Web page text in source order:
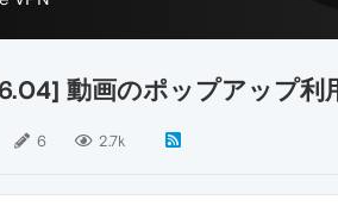
動画のポップアップ
6 2.7k